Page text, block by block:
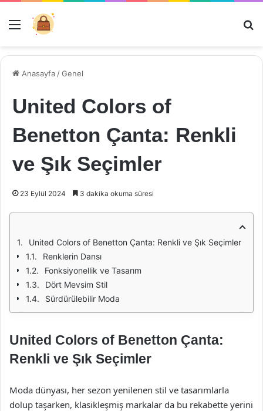
Menü
Anasayfa /Genel
United Colors of
Benetton Çanta: Renkli
ve Şık Seçimler
23 Eylül 2024 3 dakika okuma süresi
United Colors of Benetton Çanta: Renkli ve Şık Seçimler
Renklerin Dansı
Fonksiyonellik ve Tasarım
Dört Mevsim Stil
Sürdürülebilir Moda
United Colors of Benetton Çanta:
Renkli ve Şık Seçimler
Moda dünyası, her sezon yenilenen stil ve tasarımlarla
dolup taşarken, klasikleşmiş markalar da bu rekabette yerini